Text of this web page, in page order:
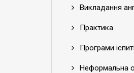
Викладання
Практика
Програми
Неформальна